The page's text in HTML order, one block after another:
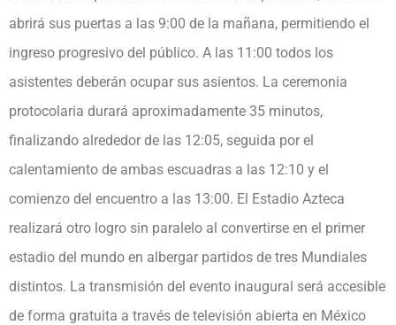
abrirá sus puertas a las 9:00 de la mañana, permitiendo el
ingreso progresivo del público. A las 11:00 todos los
asistentes deberán ocupar sus asientos. La ceremonia
protocolaria durará aproximadamente 35 minutos,
finalizando alrededor de las 12:05, seguida por el
calentamiento de ambas escuadras a las 12:10 y el
comienzo del encuentro a las 13:00. El Estadio Azteca
realizará otro logro sin paralelo al convertirse en el primer
estadio del mundo en albergar partidos de tres Mundiales
distintos. La transmisión del evento inaugural será accesible
de forma gratuita a través de televisión abierta en México